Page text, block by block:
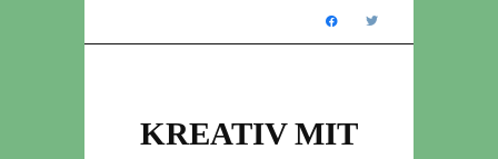
KREATIV MIT